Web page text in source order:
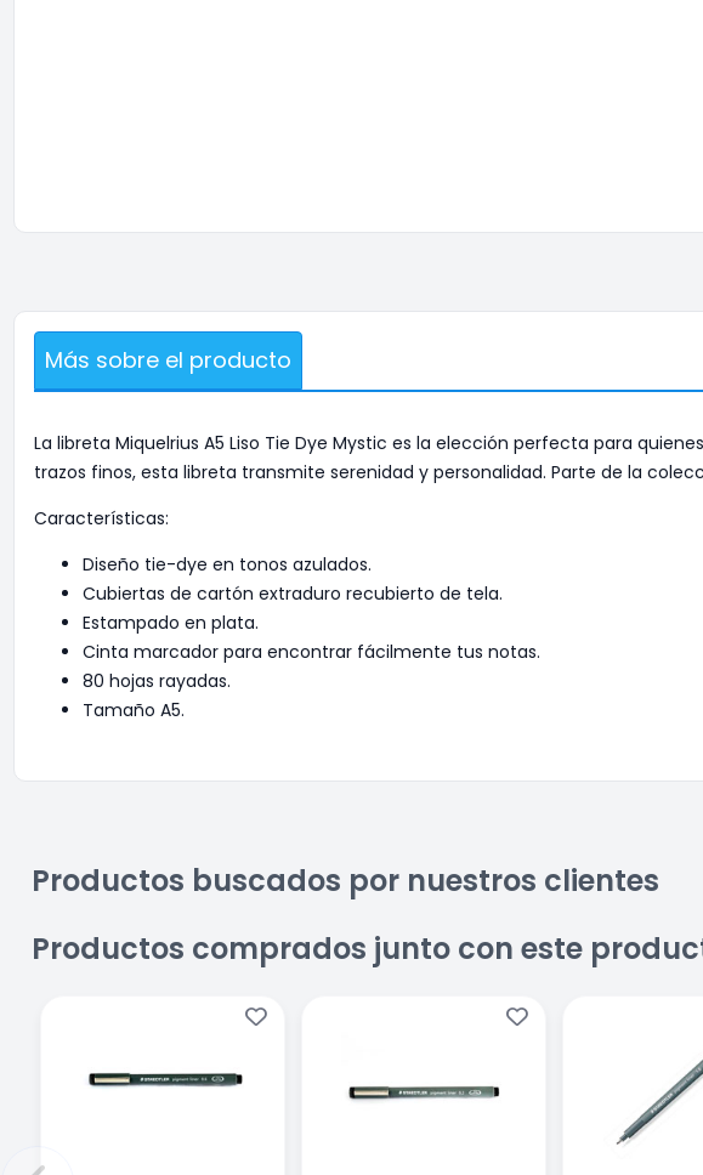
Más sobre el producto
La libreta Miquelrius A5 Liso Tie Dye Mystic es la elección perfecta para
trazos finos, esta libreta transmite serenidad y personalidad. Parte de la
Características:
Diseño tie-dye en tonos azulados.
Cubiertas de cartón extraduro recubierto de tela.
Estampado en plata.
Cinta marcador para encontrar fácilmente tus notas.
80 hojas rayadas.
Tamaño A5.
Productos buscados por nuestros clientes
Productos comprados junto con este